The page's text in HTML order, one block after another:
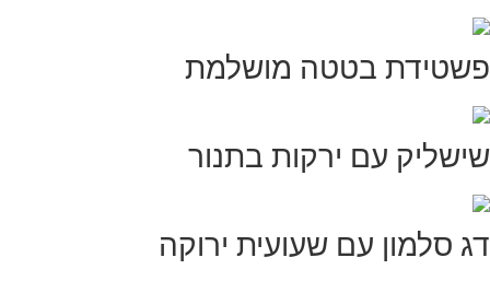
פשטידת בטטה מושלמת
שישליק עם ירקות בתנור
דג סלמון עם שעועית ירוקה